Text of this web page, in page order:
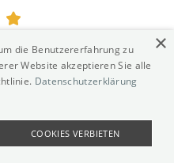
×
die Benutzererfahrung zu
Website akzeptieren Sie alle
Datenschutzerklärung
COOKIES VERBIETEN